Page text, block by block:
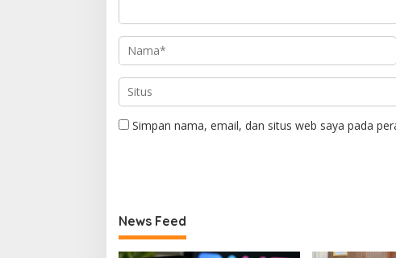
Simpan nama, email, dan situs web saya pada
News Feed